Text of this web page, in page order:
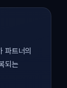
파트너의
되는